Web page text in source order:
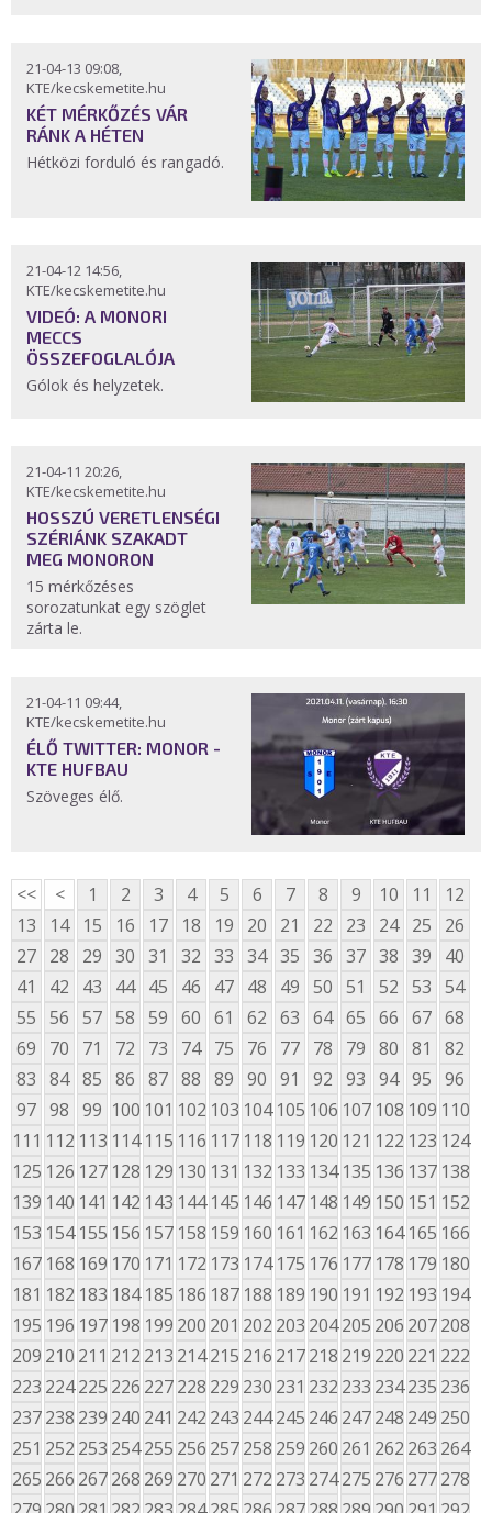
21-04-13 09:08,
KTE/kecskemetite.hu
KÉT MÉRKŐZÉS VÁR
RÁNK A HÉTEN
Hétközi forduló és rangadó.
21-04-12 14:56,
KTE/kecskemetite.hu
VIDEÓ: A MONORI
MECCS
ÖSSZEFOGLALÓJA
Gólok és helyzetek.
21-04-11 20:26,
KTE/kecskemetite.hu
HOSSZÚ VERETLENSÉGI
SZÉRIÁNK SZAKADT
MEG MONORON
15 mérkőzéses
sorozatunkat egy szöglet
zárta le.
21-04-11 09:44,
KTE/kecskemetite.hu
ÉLŐ TWITTER: MONOR -
KTE HUFBAU
Szöveges élő.
<< < 1 2 3 4 5 6 7 8 9 10 11
12
13
14 15 16 17 18 19 20 21 22 23 24 25
26
27 28 29 30 31 32 33 34 35 36 37 38 39
40
41
42 43 44 45 46 47 48 49 50 51 52 53 54
55 56 57 58 59 60 61 62 63 64 65 66 67 68
69
70 71 72 73 74 75 76 77 78 79 80 81
82
83 84 85 86 87 88 89 90 91 92 93 94 95 96
97 98 99 100 101 102 103 104 105 106 107 108 109 110
111 112 113 114 115 116 117 118 119 120 121 122 123 124
125 126 127 128 129 130 131 132 133 134 135 136 137 138
139 140 141 142 143 144 145 146 147 148 149 150 151 152
153 154 155 156 157 158 159 160 161 162 163 164 165 166
167 168 169 170 171 172 173 174 175 176 177 178 179 180
181 182 183 184 185 186 187 188 189 190 191 192 193 194
195 196 197 198 199 200 201 202 203 204205 206 207208
209 210 211 212 213 214215 216 217218 219 220 221 222
223 224225 226 227228 229 230 231 232 233 234235 236
237238 239 240 241 242 243 244245 246 247248 249 250
251 252 253 254255 256 257258 259 260 261 262 263 264
265 266 267268 269 270 271 272 273 274275 276 277278